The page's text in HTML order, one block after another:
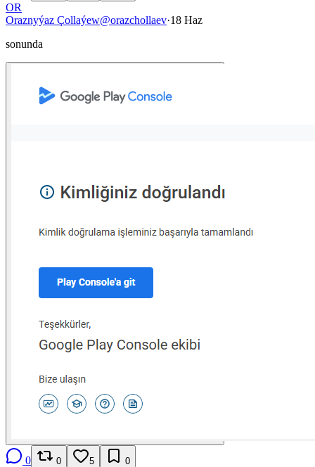
OR
Oraznyýaz Çollaýew@orazchollaev·18 Haz
sonunda
0 0 5 0